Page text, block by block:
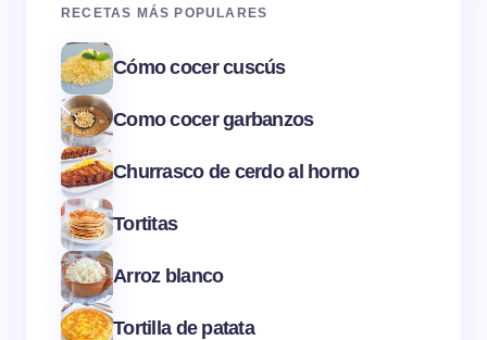
RECETAS MÁS POPULARES
Cómo cocer cuscús
Como cocer garbanzos
Churrasco de cerdo al horno
Tortitas
Arroz blanco
Tortilla de patata